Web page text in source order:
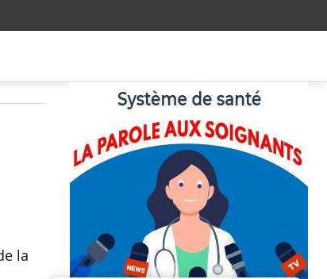
la